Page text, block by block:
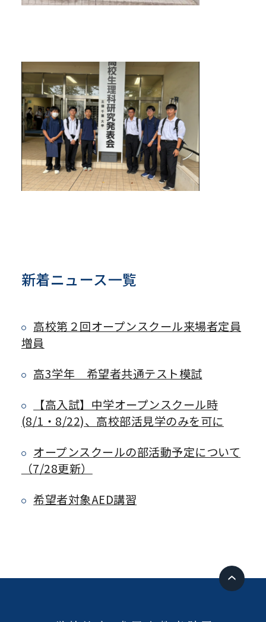
新着ニュース一覧
高校第２回オープンスクール来場者定員
増員
高3学年 希望者共通テスト模試
【高入試】中学オープンスクール時
(8/1・8/22)、高校部活見学のみを可に
オープンスクールの部活動予定について
（7/28更新）
希望者対象AED講習